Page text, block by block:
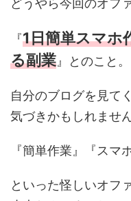
どうやら今回のオフ
『1日簡単スマホ
る副業』とのこと。
自分のブログを見て
気づきかもしれませ
『簡単作業』『スマ
といった怪しいオフ